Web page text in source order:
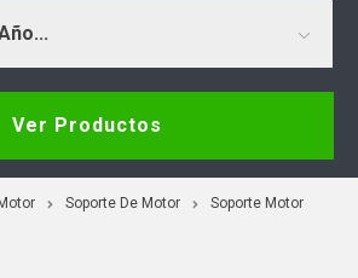
Ver Productos
Soporte De Motor
Soporte Motor